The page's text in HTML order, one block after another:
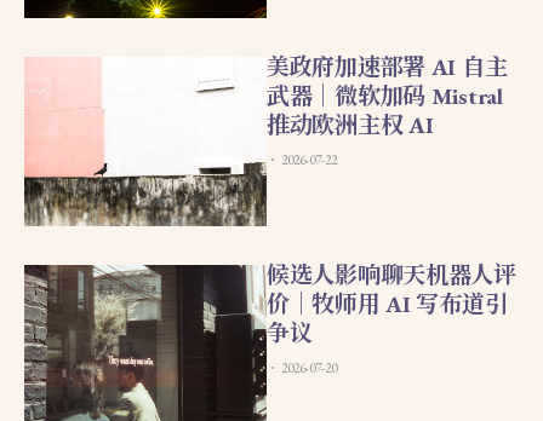
美政府加速部署 AI 自主
武器｜微软加码 Mistral
推动欧洲主权 AI
2026-07-22
候选人影响聊天机器人评
价｜牧师用 AI 写布道引
争议
2026-07-20